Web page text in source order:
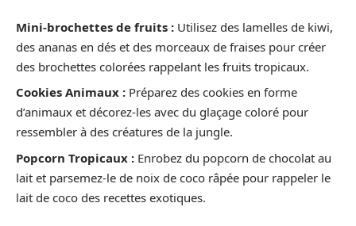
Mini-brochettes de fruits : Utilisez des lamelles de kiwi,
des ananas en dés et des morceaux de fraises pour créer
des brochettes colorées rappelant les fruits tropicaux.
Cookies Animaux : Préparez des cookies en forme
d’animaux et décorez-les avec du glaçage coloré pour
ressembler à des créatures de la jungle.
Popcorn Tropicaux : Enrobez du popcorn de chocolat au
lait et parsemez-le de noix de coco râpée pour rappeler le
lait de coco des recettes exotiques.